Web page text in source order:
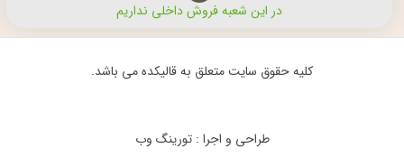
در این شعبه فروش داخلی نداریم
کلیه حقوق سایت متعلق به قالیکده می باشد.
طراحی و اجرا : تورینگ وب